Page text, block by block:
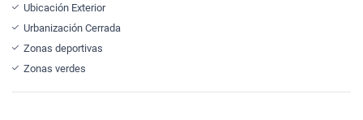
Ubicación Exterior
Urbanización Cerrada
Zonas deportivas
Zonas verdes